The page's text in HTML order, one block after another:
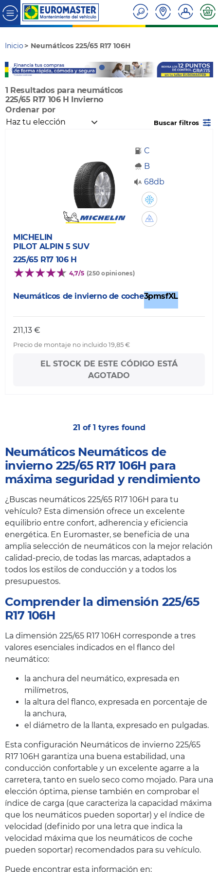
Inicio Neumáticos 225/65 R17 106H
1 Resultados para neumáticos
225/65 R17 106 H Invierno
Ordenar por
Buscar filtros
C
B
68db
MICHELIN
PILOT ALPIN 5 SUV
225/65 R17 106 H
4,7/5 (250 opiniones)
Neumáticos de invierno de coche3pmsfXL
211,13 €
Precio de montaje no incluido 19,85 €
EL STOCK DE ESTE CÓDIGO ESTÁ
AGOTADO
21 of 1 tyres found
Neumáticos Neumáticos de
invierno 225/65 R17 106H para
máxima seguridad y rendimiento
¿Buscas neumáticos 225/65 R17 106H para tu
vehículo? Esta dimensión ofrece un excelente
equilibrio entre confort, adherencia y eficiencia
energética. En Euromaster, se beneficia de una
amplia selección de neumáticos con la mejor relación
calidad-precio, de todas las marcas, adaptados a
todos los estilos de conducción y a todos los
presupuestos.
Comprender la dimensión 225/65
R17 106H
La dimensión 225/65 R17 106H corresponde a tres
valores esenciales indicados en el flanco del
neumático:
la anchura del neumático, expresada en
milímetros,
la altura del flanco, expresada en porcentaje de
la anchura,
el diámetro de la llanta, expresado en pulgadas.
Esta configuración Neumáticos de invierno 225/65
R17 106H garantiza una buena estabilidad, una
conducción confortable y un excelente agarre a la
carretera, tanto en suelo seco como mojado. Para una
elección óptima, piense también en comprobar el
índice de carga (que caracteriza la capacidad máxima
que los neumáticos pueden soportar) y el índice de
velocidad (definido por una letra que indica la
velocidad máxima que los neumáticos de coche
pueden soportar) recomendados para su vehículo.
Puede encontrar esta información en: